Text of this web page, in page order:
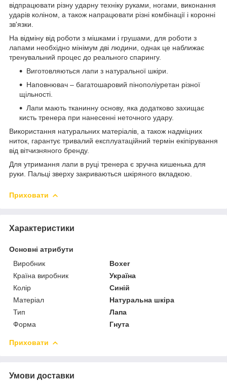
відпрацювати різну ударну техніку руками, ногами, виконання
ударів коліном, а також напрацювати різні комбінації і коронні
зв'язки.
На відміну від роботи з мішками і грушами, для роботи з
лапами необхідно мінімум дві людини, однак це наближає
тренувальний процес до реального спарингу.
Виготовляються лапи з натуральної шкіри.
Наповнювач – багатошаровий пінополіуретан різної
щільності.
Лапи мають тканинну основу, яка додатково захищає
кисть тренера при нанесенні неточного удару.
Використання натуральних матеріалів, а також надміцних
ниток, гарантує тривалий експлуатаційний термін екіпірування
від вітчизняного бренду.
Для утримання лапи в руці тренера є зручна кишенька для
руки. Пальці зверху закриваються шкіряного вкладкою.
Приховати
Характеристики
Основні атрибути
Виробник
Boxer
Країна виробник
Україна
Колір
Синій
Матеріал
Натуральна шкіра
Тип
Лапа
Форма
Гнута
Приховати
Умови доставки